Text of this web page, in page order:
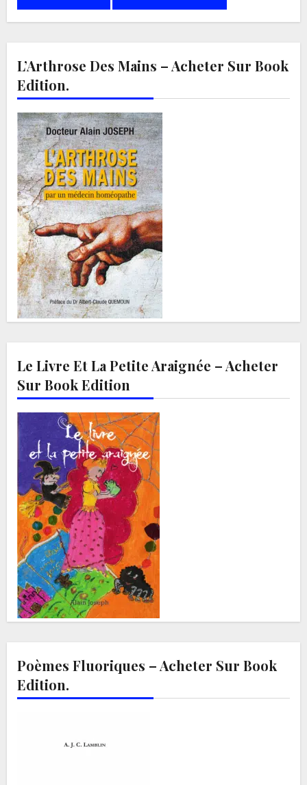
L’Arthrose Des Mains – Acheter Sur Book
Edition.
Le Livre Et La Petite Araignée – Acheter
Sur Book Edition
Poèmes Fluoriques – Acheter Sur Book
Edition.